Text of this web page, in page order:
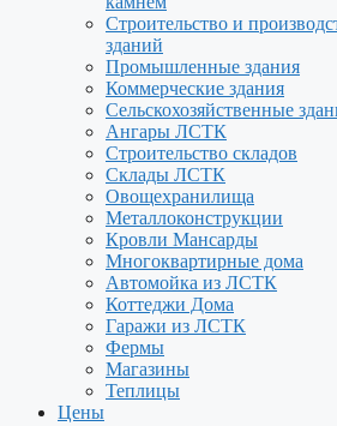
Строительство и
зданий
Промышленные здания
Коммерческие здания
Сельскохозяйственные
Ангары ЛСТК
Строительство складов
Склады ЛСТК
Овощехранилища
Металлоконструкции
Кровли Мансарды
Многоквартирные дома
Автомойка из ЛСТК
Коттеджи Дома
Гаражи из ЛСТК
Фермы
Магазины
Теплицы
Цены